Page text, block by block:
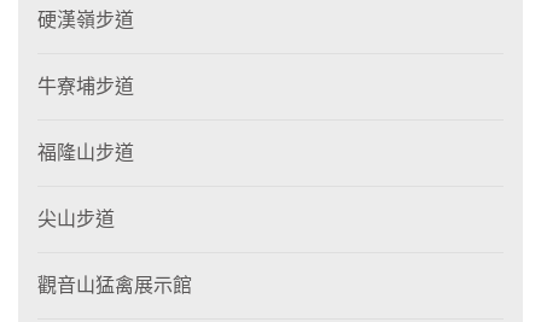
硬漢嶺步道
牛寮埔步道
福隆山步道
尖山步道
觀音山猛禽展示館